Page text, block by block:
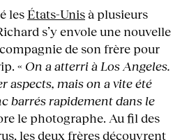
les États-Unis à plusieurs
s’y envole une nouvelle
de son frère pour
« On a atterri à Los Angeles.
aspects, mais on a vite été
barrés rapidement dans le
le photographe. Au fil des
les deux frères découvrent